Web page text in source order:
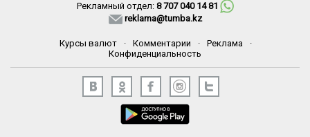
Рекламный отдел: 8 707 040 14 81
reklama@tumba.kz
Курсы валют · Комментарии · Реклама
·
Конфиденциальность